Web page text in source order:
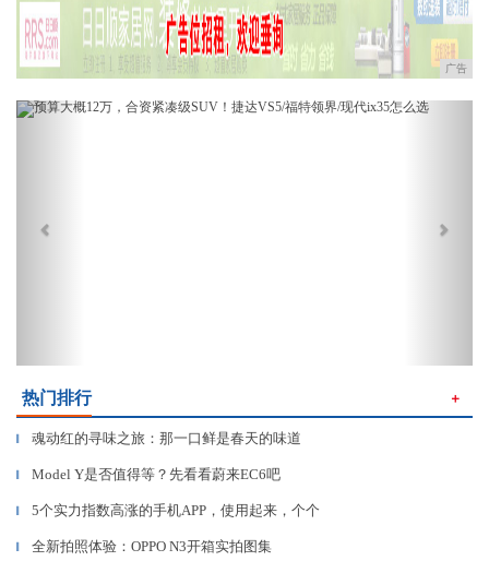
广告
Previous
热门排行 ＋
▎ 魂动红的寻味之旅：那一口鲜是春天的味道
▎ Model Y是否值得等？先看看蔚来EC6吧
▎ 5个实力指数高涨的手机APP，使用起来，个个
▎ 全新拍照体验：OPPO N3开箱实拍图集